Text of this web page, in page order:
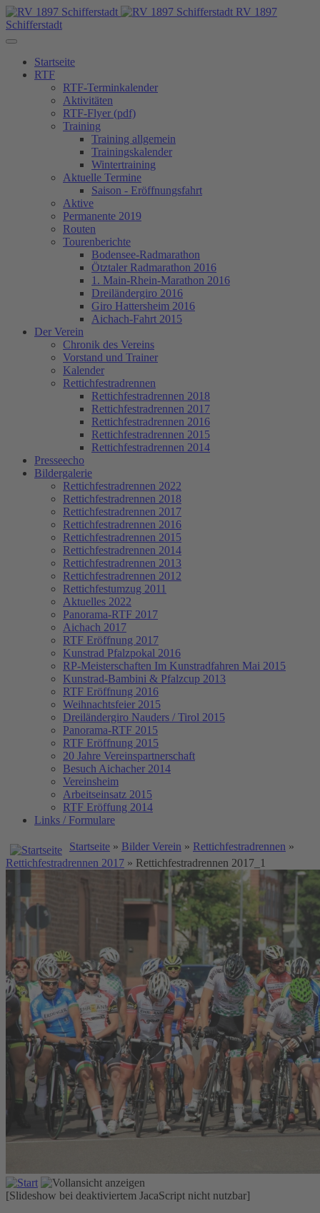
RV 1897
Schifferstadt
Startseite
RTF
RTF-Terminkalender
Aktivitäten
RTF-Flyer (pdf)
Training
Training allgemein
Trainingskalender
Wintertraining
Aktuelle Termine
Saison - Eröffnungsfahrt
Aktive
Permanente 2019
Routen
Tourenberichte
Bodensee-Radmarathon
Ötztaler Radmarathon 2016
1. Main-Rhein-Marathon 2016
Dreiländergiro 2016
Giro Hattersheim 2016
Aichach-Fahrt 2015
Der Verein
Chronik des Vereins
Vorstand und Trainer
Kalender
Rettichfestradrennen
Rettichfestradrennen 2018
Rettichfestradrennen 2017
Rettichfestradrennen 2016
Rettichfestradrennen 2015
Rettichfestradrennen 2014
Presseecho
Bildergalerie
Rettichfestradrennen 2022
Rettichfestradrennen 2018
Rettichfestradrennen 2017
Rettichfestradrennen 2016
Rettichfestradrennen 2015
Rettichfestradrennen 2014
Rettichfestradrennen 2013
Rettichfestradrennen 2012
Rettichfestumzug 2011
Aktuelles 2022
Panorama-RTF 2017
Aichach 2017
RTF Eröffnung 2017
Kunstrad Pfalzpokal 2016
RP-Meisterschaften Im Kunstradfahren Mai 2015
Kunstrad-Bambini & Pfalzcup 2013
RTF Eröffnung 2016
Weihnachtsfeier 2015
Dreiländergiro Nauders / Tirol 2015
Panorama-RTF 2015
RTF Eröffnung 2015
20 Jahre Vereinspartnerschaft
Besuch Aichacher 2014
Vereinsheim
Arbeitseinsatz 2015
RTF Eröffung 2014
Links / Formulare
Startseite » Bilder Verein » Rettichfestradrennen »
Rettichfestradrennen 2017 » Rettichfestradrennen 2017_1
[Slideshow bei deaktiviertem JacaScript nicht nutzbar]